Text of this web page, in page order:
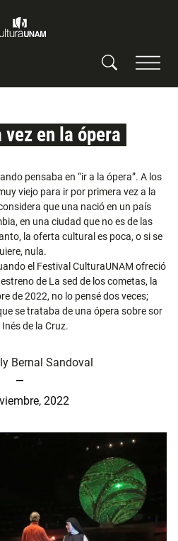
en la ópera
pensaba en “ir a la ópera”. A los
viejo para ir por primera vez a la
que una nació en un país
en una ciudad que no es de las
la oferta cultural es poca, o si se
nula.
el Festival CulturaUNAM ofreció
de La sed de los cometas, la
de 2022, no lo pensé dos veces;
se trataba de una ópera sobre sor
de la Cruz.
Bernal Sandoval
2022